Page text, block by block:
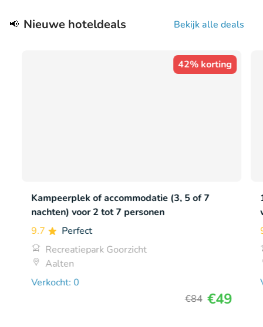
📢 Nieuwe hoteldeals Bekijk alle deals
42% korting
Kampeerplek of accommodatie (3, 5 of 7
nachten) voor 2 tot 7 personen
9.7
Perfect
Recreatiepark Goorzicht
Aalten
Verkocht: 0
€84 €49